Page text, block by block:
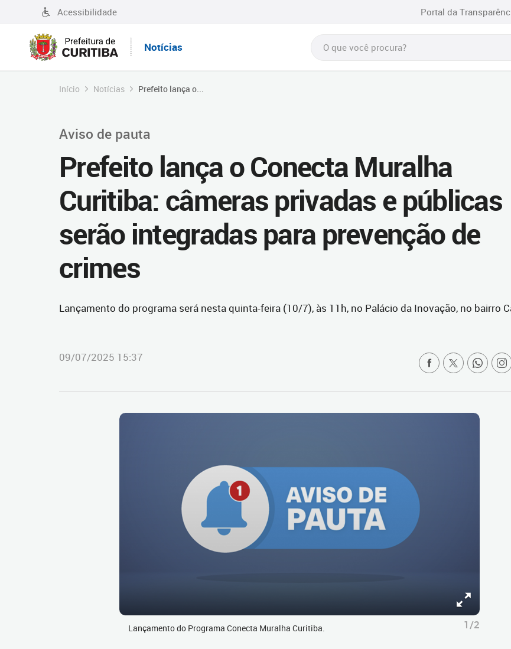
Acessibilidade Portal da
Notícias
Início Notícias Prefeito lança o...
Aviso de pauta
Prefeito lança o Conecta Muralha
Curitiba: câmeras privadas e públicas
serão integradas para prevenção de
crimes
Lançamento do programa será nesta quinta-feira (10/7), às 11h, no Palácio da Inovação, no bairro
09/07/2025 15:37
Lançamento do Programa Conecta Muralha Curitiba. 1/2